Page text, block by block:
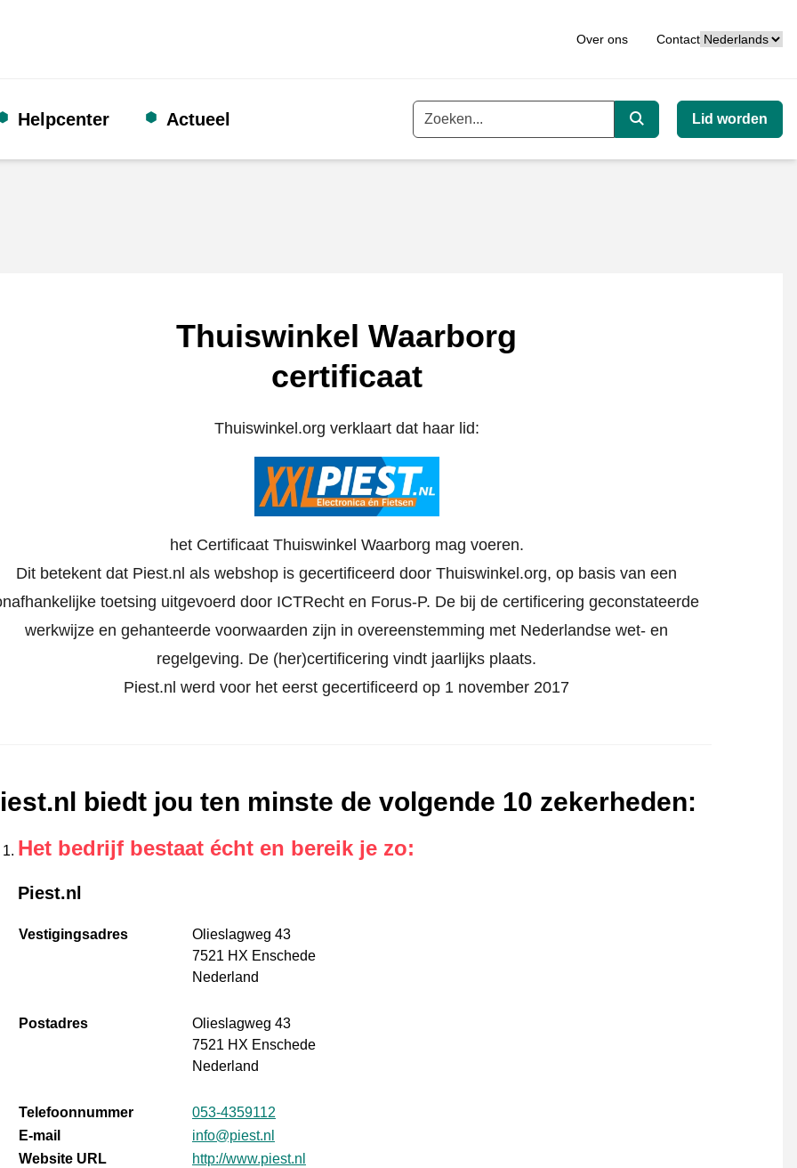
Over ons ContactTaal
Helpcenter Actueel Trefwoord
Zoeken
Lid worden
Thuiswinkel Waarborg
certificaat
Thuiswinkel.org verklaart dat haar lid:
het Certificaat Thuiswinkel Waarborg mag voeren.
Dit betekent dat Piest.nl als webshop is gecertificeerd door Thuiswinkel.org, op basis van een
toetsing uitgevoerd door ICTRecht en Forus-P. De bij de certificering geconstateerde
werkwijze en gehanteerde voorwaarden zijn in overeenstemming met Nederlandse wet- en
regelgeving. De (her)certificering vindt jaarlijks plaats.
Piest.nl werd voor het eerst gecertificeerd op 1 november 2017
biedt jou ten minste de volgende 10 zekerheden:
Het bedrijf bestaat écht en bereik je zo:
Piest.nl
Vestigingsadres
Olieslagweg 43
7521 HX Enschede
Nederland
Postadres
Olieslagweg 43
7521 HX Enschede
Nederland
Telefoonnummer
053-4359112
E-mail
info@piest.nl
Website URL
http://www.piest.nl